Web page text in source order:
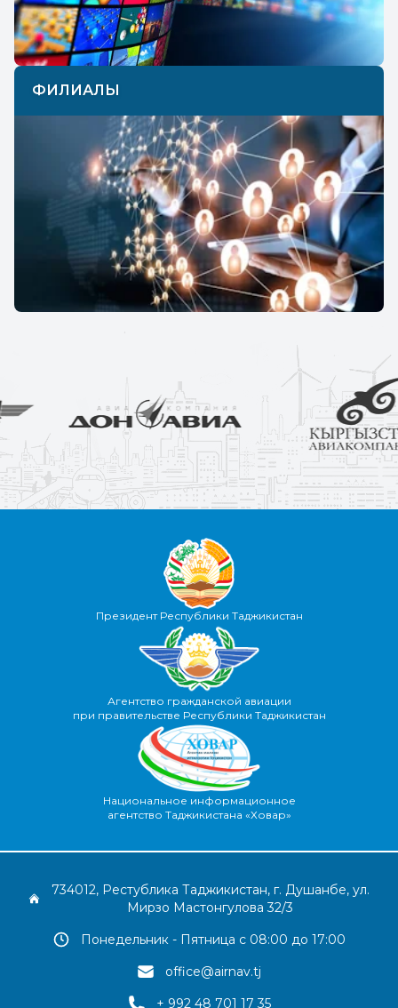
ФИЛИАЛЫ
Президент Республики Таджикистан
Агентство гражданской авиации
при правительстве Республики Таджикистан
Национальное информационное
агентство Таджикистана «Ховар»
734012, Рестублика Таджикистан, г. Душанбе, ул.
Мирзо Мастонгулова 32/3
Понедельник - Пятница с 08:00 до 17:00
office@airnav.tj
+ 992 48 701 17 35